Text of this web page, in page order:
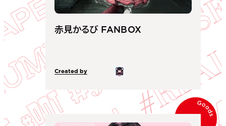
赤見かるび FANBOX
Created by
Goods